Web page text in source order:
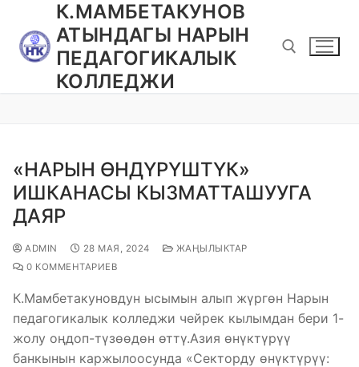
К.МАМБЕТАКУНОВ
АТЫНДАГЫ НАРЫН
ПЕДАГОГИКАЛЫК
КОЛЛЕДЖИ
«НАРЫН ӨНДҮРҮШТҮК»
ИШКАНАСЫ КЫЗМАТТАШУУГА
ДАЯР
ADMIN 28 МАЯ, 2024
ЖАҢЫЛЫКТАР
0 КОММЕНТАРИЕВ
К.Мамбетакуновдун ысымын алып жүргөн Нарын
педагогикалык колледжи чейрек кылымдан бери 1-
жолу оңдоп-түзөөдөн өттү.Азия өнүктүрүү
банкынын каржылоосунда «Секторду өнүктүрүү: